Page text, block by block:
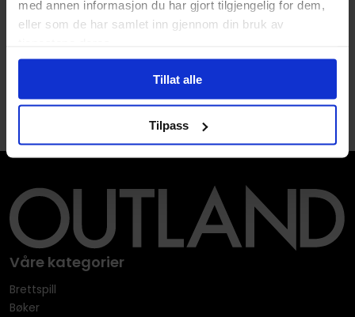
med annen informasjon du har gjort tilgjengelig for dem,
eller som de har samlet inn gjennom din bruk av
Tillat alle
Tilpass
Våre kategorier
Brettspill
Bøker